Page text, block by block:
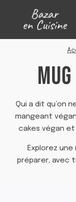
contenu
Qui a dit qu’on
mangeant
cakes végan
Explorez
préparer, avec